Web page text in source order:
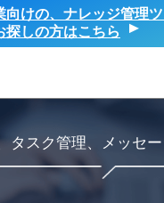
向けの、ナレッジ管理
探しの方はこちら
タスク管理、メッセ